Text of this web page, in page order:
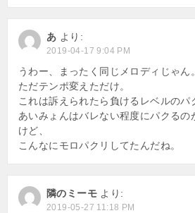
あ より:
2019-04-17 9:04 PM
うわー、まったく同じメロディじゃん。
ただテンポ変えただけ。
これは訴えられたら負けるレベルのパ
あいみょんはバレない程度にパクるの
けど、
こんなにモロパクリしてたんだね。
隣のミーモ より:
2019-05-27 11:18 PM